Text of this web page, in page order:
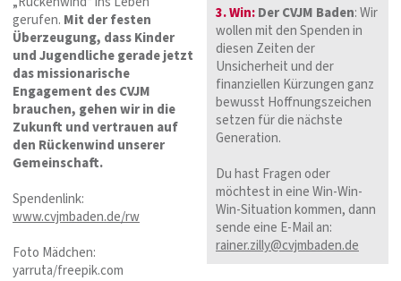
gerufen. Mit der festen
Überzeugung, dass Kinder
und Jugendliche gerade jetzt
das missionarische
Engagement des CVJM
brauchen, gehen wir in die
Zukunft und vertrauen auf
den Rückenwind unserer
Gemeinschaft.
Spendenlink:
www.cvjmbaden.de/rw
Foto Mädchen:
yarruta/freepik.com
3. Win:Der CVJM Baden: Wir
wollen mit den Spenden in
diesen Zeiten der
Unsicherheit und der
finanziellen Kürzungen ganz
bewusst Hoffnungszeichen
setzen für die nächste
Generation.
Du hast Fragen oder
möchtest in eine Win-Win-
Win-Situation kommen, dann
sende eine E-Mail an:
rainer.zilly@cvjmbaden.de